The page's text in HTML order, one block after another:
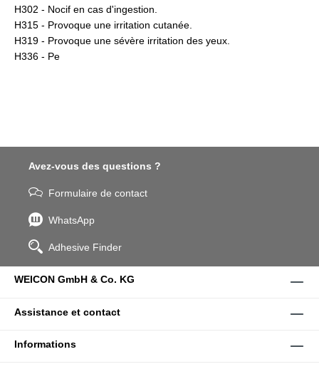
H302 - Nocif en cas d'ingestion.
H315 - Provoque une irritation cutanée.
H319 - Provoque une sévère irritation des yeux.
H336 - Pe
Avez-vous des questions ?
Formulaire de contact
WhatsApp
Adhesive Finder
WEICON GmbH & Co. KG
Assistance et contact
Informations